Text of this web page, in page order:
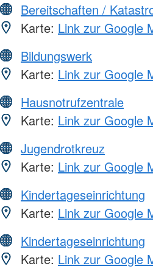
Bereitschaften /
Karte: Link zur Google
Bildungswerk
Karte: Link zur Google
Hausnotrufzentrale
Karte: Link zur Google
Jugendrotkreuz
Karte: Link zur Google
Kindertageseinrichtung
Karte: Link zur Google
Kindertageseinrichtung
Karte: Link zur Google